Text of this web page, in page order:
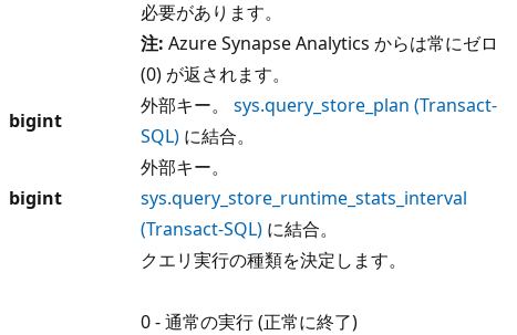
必要があります。
注: Azure Synapse Analytics からは常にゼロ
(0) が返されます。
bigint
外部キー。 sys.query_store_plan (Transact-
SQL) に結合。
bigint
外部キー。
sys.query_store_runtime_stats_interval
(Transact-SQL) に結合。
クエリ実行の種類を決定します。
0 - 通常の実行 (正常に終了)